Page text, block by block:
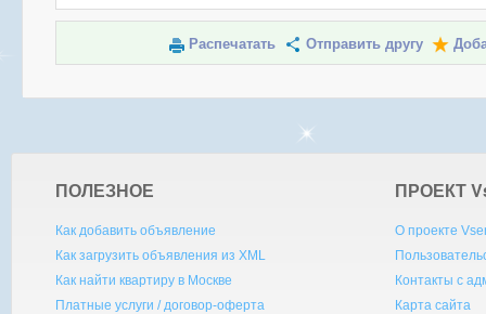
Распечатать Отправить другу
ПОЛЕЗНОЕ
Как добавить объявление
Как загрузить объявления из XML
Как найти квартиру в Москве
Платные услуги / договор-оферта
ПРОЕКТ V
О проекте
Контакты с
Карта сайта